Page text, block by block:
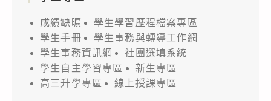
成績缺曠
學生學習歷程檔案專區
學生手冊
學生事務與轉導工作網
學生事務資訊網
社團選填系統
學生自主學習專區
新生專區
高三升學專區
線上授課專區